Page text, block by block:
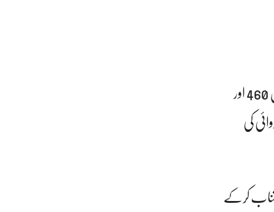
مہم کے پہلے روز ساؤتھ میں 761، سٹی میں 571، سینٹرل میں 840، ایسٹ میں 1552، ملیر میں 460 اور
قانونی کاروائی کی
کرکے